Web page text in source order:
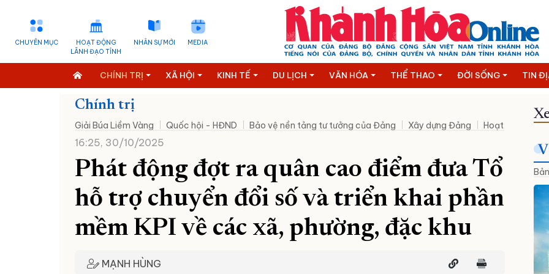
CHUYÊN MỤC
HOẠT ĐỘNG
LÃNH ĐẠO TỈNH
NHÂN SỰ MỚI MEDIA
CHÍNH TRỊ XÃ HỘI KINH TẾ DU LỊCH VĂN HÓA THỂ THAO ĐỜI SỐNG TIN
Chính trị
Giải Búa Liềm Vàng Quốc hội - HĐND Bảo vệ nền tảng tư tưởng của Đảng Xây dựng Đảng Hoạt động lãnh
16:25, 30/10/2025
Phát động đợt ra quân cao điểm đưa Tổ
hỗ trợ chuyển đổi số và triển khai phần
mềm KPI về các xã, phường, đặc khu
MẠNH HÙNG